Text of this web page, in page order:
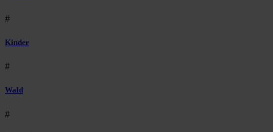
#
Kinder
#
Wald
#